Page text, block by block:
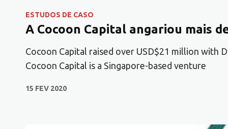
ESTUDOS DE CASO
A Cocoon Capital angariou mais
Cocoon Capital raised over USD$21 million with
Cocoon Capital is a Singapore-based venture
15 FEV 2020